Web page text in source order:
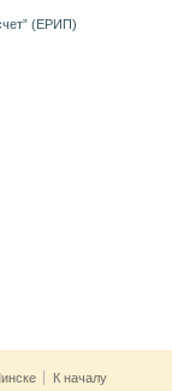
(ЕРИП)
К началу